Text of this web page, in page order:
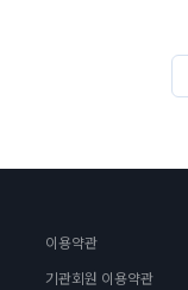
이용약관
기관회원 이용약관